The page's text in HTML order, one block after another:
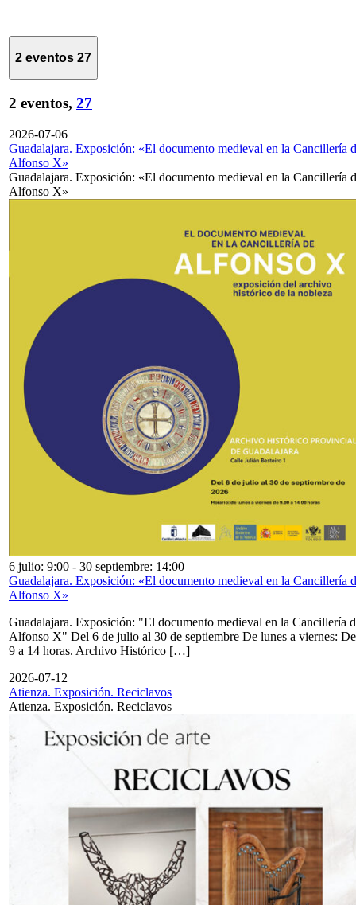
2 eventos 27
2 eventos, 27
2026-07-06
Guadalajara. Exposición: «El documento medieval en la Cancillería
Alfonso X»
Guadalajara. Exposición: «El documento medieval en la Cancillería
Alfonso X»
6 julio: 9:00 - 30 septiembre: 14:00
Guadalajara. Exposición: «El documento medieval en la Cancillería
Alfonso X»
Guadalajara. Exposición: "El documento medieval en la Cancillería
Alfonso X" Del 6 de julio al 30 de septiembre De lunes a viernes: De
9 a 14 horas. Archivo Histórico […]
2026-07-12
Atienza. Exposición. Reciclavos
Atienza. Exposición. Reciclavos